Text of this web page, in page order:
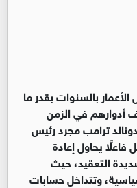
بالسنوات بقدر ما
أدوارهم في الزمن
ترامب مجرد رئيس
يحاول إعادة
التعقيد، حيث
وتتداخل حسابات